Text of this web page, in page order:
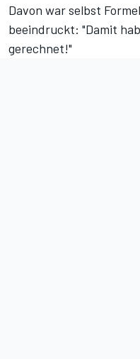
Davon war selbst
beeindruckt: "Damit
gerechnet!"